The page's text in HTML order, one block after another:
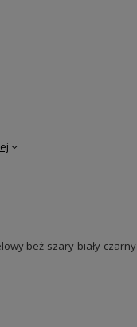
beż-szary-biały-czarny